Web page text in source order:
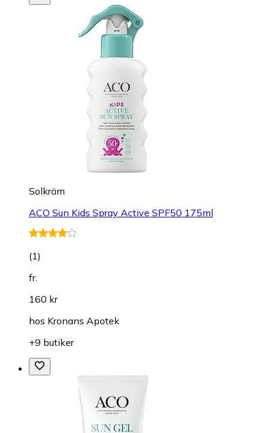
Solkräm
ACO Sun Kids Spray Active SPF50 175ml
(1)
fr.
160 kr
hos Kronans Apotek
+9 butiker